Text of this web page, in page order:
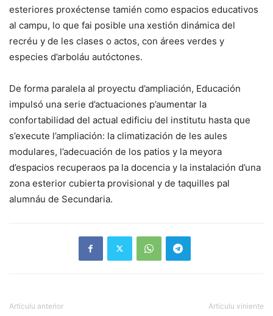
esteriores proxéctense tamién como espacios educativos
al campu, lo que fai posible una xestión dinámica del
recréu y de les clases o actos, con árees verdes y
especies d’arboláu autóctones.
De forma paralela al proyectu d’ampliación, Educación
impulsó una serie d’actuaciones p’aumentar la
confortabilidad del actual edificiu del institutu hasta que
s’execute l’ampliación: la climatización de les aules
modulares, l’adecuación de los patios y la meyora
d’espacios recuperaos pa la docencia y la instalación d’una
zona esterior cubierta provisional y de taquilles pal
alumnáu de Secundaria.
Artículu anterior Artículu viniente